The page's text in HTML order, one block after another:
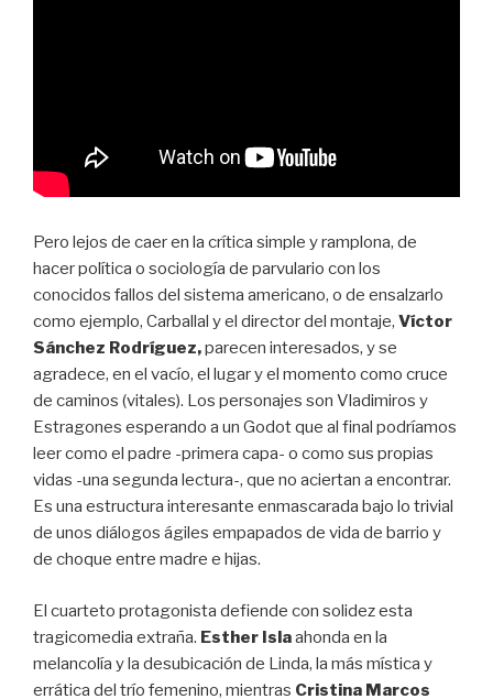
Pero lejos de caer en la crítica simple y ramplona, de
hacer política o sociología de parvulario con los
conocidos fallos del sistema americano, o de ensalzarlo
como ejemplo, Carballal y el director del montaje, Víctor
Sánchez Rodríguez,parecen interesados, y se
agradece, en el vacío, el lugar y el momento como cruce
de caminos (vitales). Los personajes son Vladimiros y
Estragones esperando a un Godot que al final podríamos
leer como el padre -primera capa- o como sus propias
vidas -una segunda lectura-, que no aciertan a encontrar.
Es una estructura interesante enmascarada bajo lo trivial
de unos diálogos ágiles empapados de vida de barrio y
de choque entre madre e hijas.
El cuarteto protagonista defiende con solidez esta
tragicomedia extraña. Esther Islaahonda en la
melancolía y la desubicación de Linda, la más mística y
errática del trío femenino, mientras Cristina Marcos